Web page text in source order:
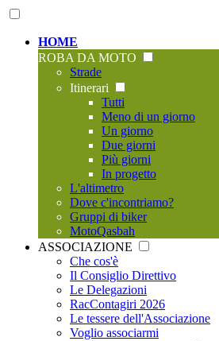
HOME
ROBA DA MOTO
Strade
Itinerari
Tutti
Meno di un giorno
Un giorno
Due giorni
Più giorni
In progetto
L'altimetro
Dove c'incontriamo?
Gruppi di biker
MotoQasbah
ASSOCIAZIONE
Che cos'è
Il Consiglio Direttivo
Le Delegazioni
RacContagiri 2026
Le tessere dell'Associazione
Voglio associarmi